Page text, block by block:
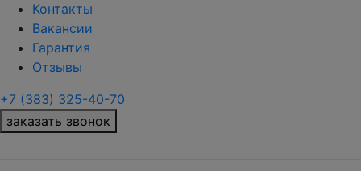
Контакты
Вакансии
Гарантия
Отзывы
+7 (383) 325-40-70
заказать звонок